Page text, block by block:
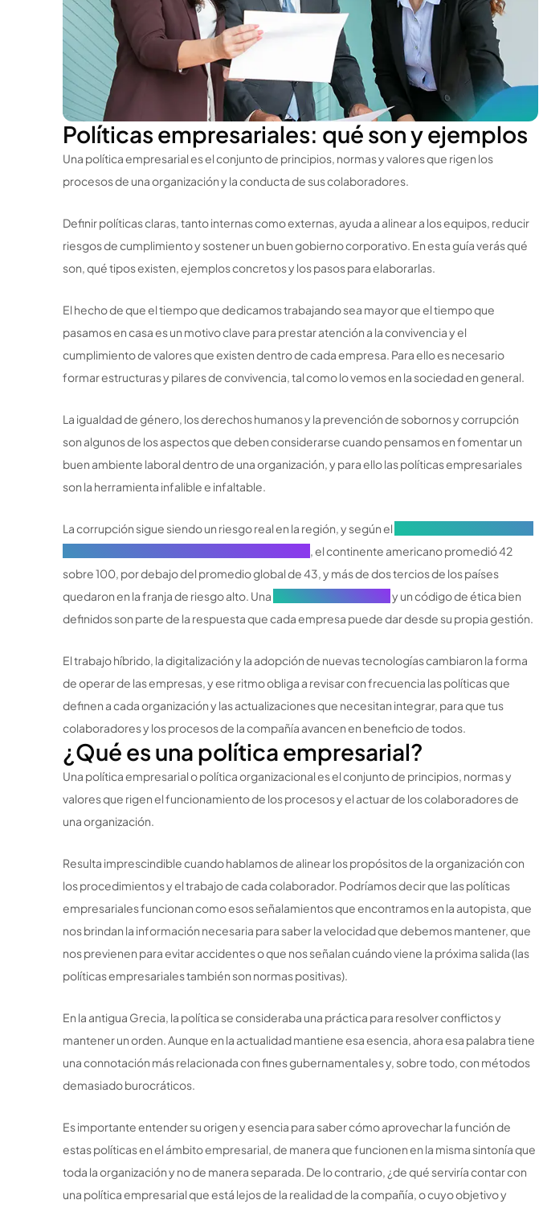
Políticas empresariales: qué son y ejemplos
Una política empresarial es el conjunto de principios, normas y valores que rigen los
procesos de una organización y la conducta de sus colaboradores.
Definir políticas claras, tanto internas como externas, ayuda a alinear a los equipos, reducir
riesgos de cumplimiento y sostener un buen gobierno corporativo. En esta guía verás qué
son, qué tipos existen, ejemplos concretos y los pasos para elaborarlas.
El hecho de que el tiempo que dedicamos trabajando sea mayor que el tiempo que
pasamos en casa es un motivo clave para prestar atención a la convivencia y el
cumplimiento de valores que existen dentro de cada empresa. Para ello es necesario
formar estructuras y pilares de convivencia, tal como lo vemos en la sociedad en general.
La igualdad de género, los derechos humanos y la prevención de sobornos y corrupción
son algunos de los aspectos que deben considerarse cuando pensamos en fomentar un
buen ambiente laboral dentro de una organización, y para ello las políticas empresariales
son la herramienta infalible e infaltable.
La corrupción sigue siendo un riesgo real en la región, y según el
, el continente americano promedió 42
sobre 100, por debajo del promedio global de 43, y más de dos tercios de los países
quedaron en la franja de riesgo alto. Una
y un código de ética bien
definidos son parte de la respuesta que cada empresa puede dar desde su propia gestión.
El trabajo híbrido, la digitalización y la adopción de nuevas tecnologías cambiaron la forma
de operar de las empresas, y ese ritmo obliga a revisar con frecuencia las políticas que
definen a cada organización y las actualizaciones que necesitan integrar, para que tus
colaboradores y los procesos de la compañía avancen en beneficio de todos.
¿Qué es una política empresarial?
Una política empresarial o política organizacional es el conjunto de principios, normas y
valores que rigen el funcionamiento de los procesos y el actuar de los colaboradores de
una organización.
Resulta imprescindible cuando hablamos de alinear los propósitos de la organización con
los procedimientos y el trabajo de cada colaborador. Podríamos decir que las políticas
empresariales funcionan como esos señalamientos que encontramos en la autopista, que
nos brindan la información necesaria para saber la velocidad que debemos mantener, que
nos previenen para evitar accidentes o que nos señalan cuándo viene la próxima salida (las
políticas empresariales también son normas positivas).
En la antigua Grecia, la política se consideraba una práctica para resolver conflictos y
mantener un orden. Aunque en la actualidad mantiene esa esencia, ahora esa palabra tiene
una connotación más relacionada con fines gubernamentales y, sobre todo, con métodos
demasiado burocráticos.
Es importante entender su origen y esencia para saber cómo aprovechar la función de
estas políticas en el ámbito empresarial, de manera que funcionen en la misma sintonía que
toda la organización y no de manera separada. De lo contrario, ¿de qué serviría contar con
una política empresarial que está lejos de la realidad de la compañía, o cuyo objetivo y